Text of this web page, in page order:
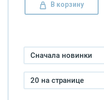
В корзину
Сначала новинки
20 на странице